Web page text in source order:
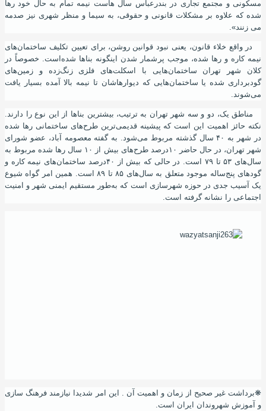
مسکونی و مجتمع تجاری در بندرعباس سال هاست نیمه تمام به حال خود رها
شده که علاوه بر مشکلات قانونی و حقوقی، به سیما و منظر شهری نیز صدمه
می زنند».
در واقع خلاء قانون، یعنی نبود قوانین روشن، برای تعیین تکلیف ساختمان‌های
نیمه کاره و رها شده، موجب پرشمار شدن اینگونه بناها شده‌است. خصوصاً در
کلان شهر تهران ساختمان‌هایی با اسکلت‌های فلزی زنگ‌زده و زمین‌های
گودبرداری ‌شده یا ساختمان‌هایی که دیوارهاشان تا نیمه بالا آمده‌ بسیار یافت
می‌شوند.
مناطق یک، دو و سه شهر تهران به ترتیب، بیشترین بناها از این نوع را دارند.
نکته حائز اهمیت این است که پیشینه قدیمی‌ترین طرح‌های ساختمانی رها شده
در شهر به ۴۰ سال گذشته مربوط می‌شود. به گفته معصومه آباد، عضو شورای
شهر تهران، در حال حاضر ۱۰درصد طرح‌های بیش از ۱۰ سال رها شده مربوط به
سال‌های ۵۳ تا ۷۹ است. در حالی که بیش از ۴۰‌درصد ساختمان‌های نیمه‌ کاره و
گودهای پنج‌ساله موجود متعلق به سال‌های ۸۵ تا ۸۹ است. همین امر گواه شیوع
یک آسیب جدی در حوزه شهرسازی است که به‌طور مستقیم ایمنی شهر و امنیت
اجتماعی را نشانه گرفته است.
❋برداشت غیر صحیح از زمان و اهمیت آن . این امر شدیدا نیازمند فرهنگ سازی
و آموزش شهروندان ایران است.